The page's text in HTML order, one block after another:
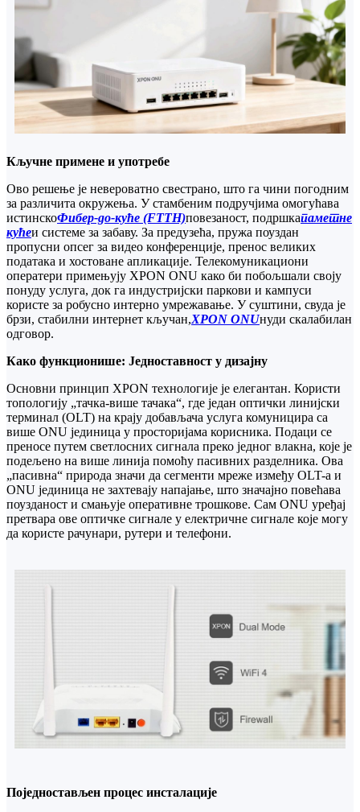
Кључне примене и употребе
Ово решење је невероватно свестрано, што га чини погодним
за различита окружења. У стамбеним подручјима омогућава
истинскоФибер-до-куће (FTTH)повезаност, подршкапаметне
кућеи системе за забаву. За предузећа, пружа поуздан
пропусни опсег за видео конференције, пренос великих
података и хостоване апликације. Телекомуникациони
оператери примењују XPON ONU како би побољшали своју
понуду услуга, док га индустријски паркови и кампуси
користе за робусно интерно умрежавање. У суштини, свуда је
брзи, стабилни интернет кључан,XPON ONUнуди скалабилан
одговор.
Како функционише: Једноставност у дизајну
Основни принцип XPON технологије је елегантан. Користи
топологију „тачка-више тачака“, где један оптички линијски
терминал (OLT) на крају добављача услуга комуницира са
више ONU јединица у просторијама корисника. Подаци се
преносе путем светлосних сигнала преко једног влакна, које је
подељено на више линија помоћу пасивних разделника. Ова
„пасивна“ природа значи да сегменти мреже између OLT-а и
ONU јединица не захтевају напајање, што значајно повећава
поузданост и смањује оперативне трошкове. Сам ONU уређај
претвара ове оптичке сигнале у електричне сигнале које могу
да користе рачунари, рутери и телефони.
Поједностављен процес инсталације